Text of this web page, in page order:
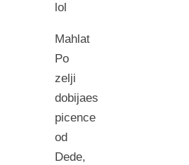
lol
Mahlat
Po
zelji
dobijaes
picence
od
Dede,